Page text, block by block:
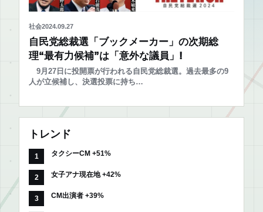
社会2024.09.27
自民党総裁選「ブックメーカー」の次期総
理“最有力候補”は「意外な議員」!
9月27日に投開票が行われる自民党総裁選。過去最多の9
人が立候補し、決選投票に持ち…
トレンド
タクシーCM +51%
女子アナ現在地 +42%
CM出演者 +39%